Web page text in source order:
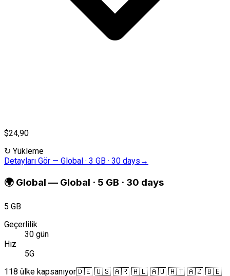
$24,90
↻ Yükleme
Detayları Gör — Global · 3 GB · 30 days →
🌍 Global — Global · 5 GB · 30 days
5 GB
Geçerlilik
30 gün
Hız
5G
118 ülke kapsanıyor🇩🇪 🇺🇸 🇦🇷 🇦🇱 🇦🇺 🇦🇹 🇦🇿 🇧🇪